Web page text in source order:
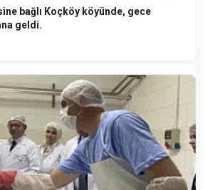
bağlı Koçköy köyünde, gece
geldi.